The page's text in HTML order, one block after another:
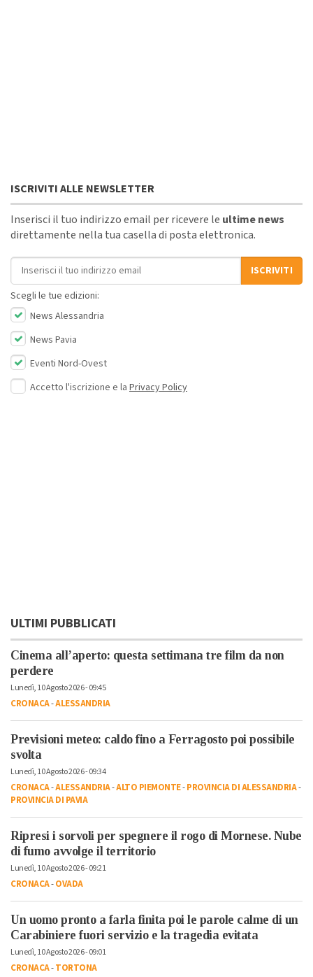
ISCRIVITI ALLE NEWSLETTER
Inserisci il tuo indirizzo email per ricevere le ultime news
direttamente nella tua casella di posta elettronica.
Indirizzo email
ISCRIVITI
Scegli le tue edizioni:
News Alessandria
News Pavia
Eventi Nord-Ovest
Accetto l'iscrizione e la Privacy Policy
ULTIMI PUBBLICATI
Cinema all’aperto: questa settimana tre film da non
perdere
Lunedì, 10 Agosto 2026 - 09:45
CRONACA-ALESSANDRIA
Previsioni meteo: caldo fino a Ferragosto poi possibile
svolta
Lunedì, 10 Agosto 2026 - 09:34
CRONACA-ALESSANDRIA-ALTO PIEMONTE-PROVINCIA DI ALESSANDRIA-
PROVINCIA DI PAVIA
Ripresi i sorvoli per spegnere il rogo di Mornese. Nube
di fumo avvolge il territorio
Lunedì, 10 Agosto 2026 - 09:21
CRONACA-OVADA
Un uomo pronto a farla finita poi le parole calme di un
Carabiniere fuori servizio e la tragedia evitata
Lunedì, 10 Agosto 2026 - 09:01
CRONACA-TORTONA